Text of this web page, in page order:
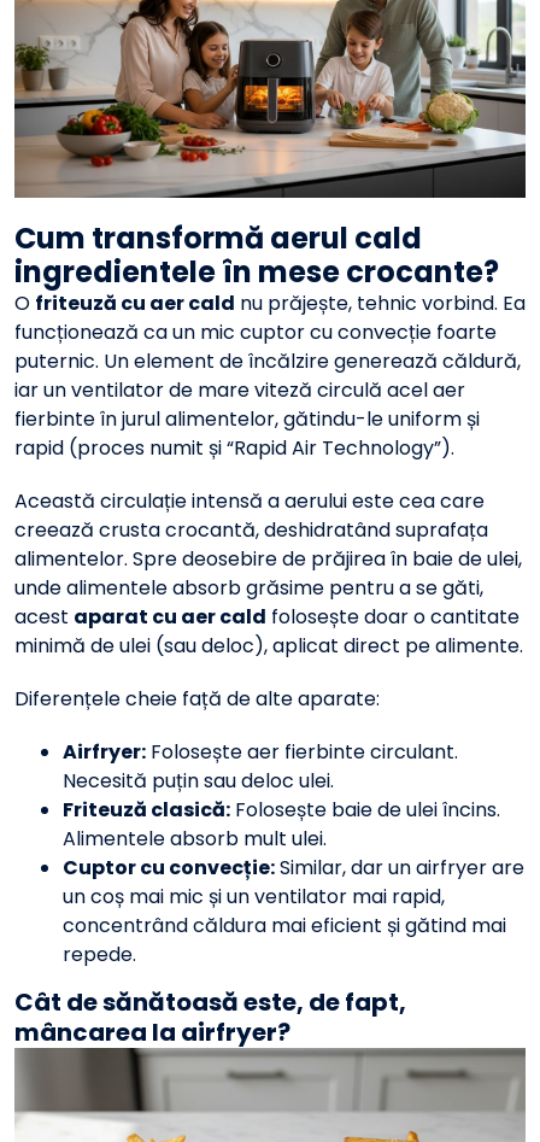
Cum transformă aerul cald
ingredientele în mese crocante?
O friteuză cu aer cald nu prăjește, tehnic vorbind. Ea
funcționează ca un mic cuptor cu convecție foarte
puternic. Un element de încălzire generează căldură,
iar un ventilator de mare viteză circulă acel aer
fierbinte în jurul alimentelor, gătindu-le uniform și
rapid (proces numit și “Rapid Air Technology”).
Această circulație intensă a aerului este cea care
creează crusta crocantă, deshidratând suprafața
alimentelor. Spre deosebire de prăjirea în baie de ulei,
unde alimentele absorb grăsime pentru a se găti,
acest aparat cu aer cald folosește doar o cantitate
minimă de ulei (sau deloc), aplicat direct pe alimente.
Diferențele cheie față de alte aparate:
Airfryer: Folosește aer fierbinte circulant.
Necesită puțin sau deloc ulei.
Friteuză clasică: Folosește baie de ulei încins.
Alimentele absorb mult ulei.
Cuptor cu convecție:Similar, dar un airfryer are
un coș mai mic și un ventilator mai rapid,
concentrând căldura mai eficient și gătind mai
repede.
Cât de sănătoasă este, de fapt,
mâncarea la airfryer?